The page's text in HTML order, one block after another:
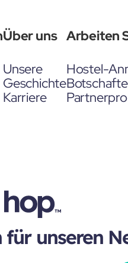
Über uns
Unsere
Geschichte
Karriere
Arbeiten
Hostel-
für unseren